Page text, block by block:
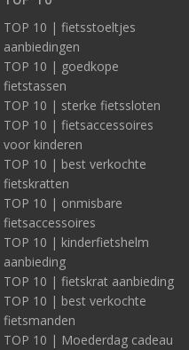
TOP 10 | fietsstoeltjes
aanbiedingen
TOP 10 | goedkope
fietstassen
TOP 10 | sterke fietssloten
TOP 10 | fietsaccessoires
voor kinderen
TOP 10 | best verkochte
fietskratten
TOP 10 | onmisbare
fietsaccessoires
TOP 10 | kinderfietshelm
aanbieding
TOP 10 | fietskrat aanbieding
TOP 10 | best verkochte
fietsmanden
TOP 10 | Moederdag cadeau